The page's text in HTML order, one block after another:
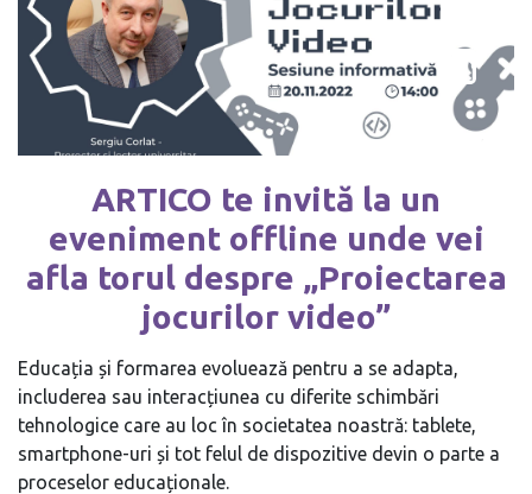
ARTICO te invită la un
eveniment offline unde vei
afla torul despre „Proiectarea
jocurilor video”
Educația și formarea evoluează pentru a se adapta,
includerea sau interacțiunea cu diferite schimbări
tehnologice care au loc în societatea noastră: tablete,
smartphone-uri și tot felul de dispozitive devin o parte a
proceselor educaționale.